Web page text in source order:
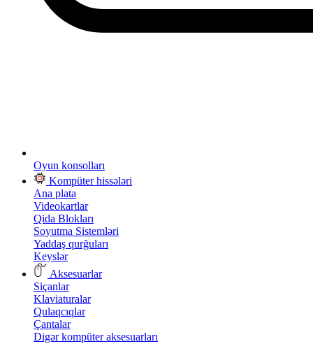
Oyun konsolları
Kompüter hissələri
Ana plata
Videokartlar
Qida Blokları
Soyutma Sistemləri
Yaddaş qurğuları
Keyslər
Aksesuarlar
Siçanlar
Klaviaturalar
Qulaqcıqlar
Çantalar
Digər kompüter aksesuarları